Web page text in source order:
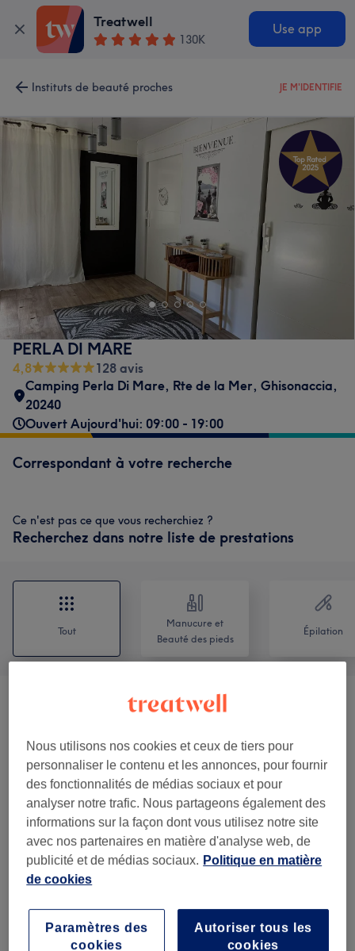
Treatwell
130K
Use app
Instituts de beauté proches JE M'IDENTIFIE
PERLA DI MARE
4,8
128 avis
Camping Perla Di Mare, Rte de la Mer, Ghisonaccia,
20240
Ouvert Aujourd'hui: 09:00 - 19:00
Correspondant à votre recherche
Ce n'est pas ce que vous recherchiez ?
Recherchez dans notre liste de prestations
Tout
Manucure et
Beauté des pieds
Épilation
Rituels Enfants/Ados (2)
Le Spa (2) à partir de 25 €
Epilations (10) à partir de 8 €
Soins Visage ( 3) à partir de 49 €
Soins Corps (1) à partir de 40 €
Rituels Du Monde ( à partir de 100 €
Nous utilisons nos cookies et ceux de tiers pour
personnaliser le contenu et les annonces, pour fournir
des fonctionnalités de médias sociaux et pour
analyser notre trafic. Nous partageons également des
informations sur la façon dont vous utilisez notre site
avec nos partenaires en matière d'analyse web, de
publicité et de médias sociaux. Politique en matière
de cookies
Autoriser tous les
cookies
Paramètres des
cookies